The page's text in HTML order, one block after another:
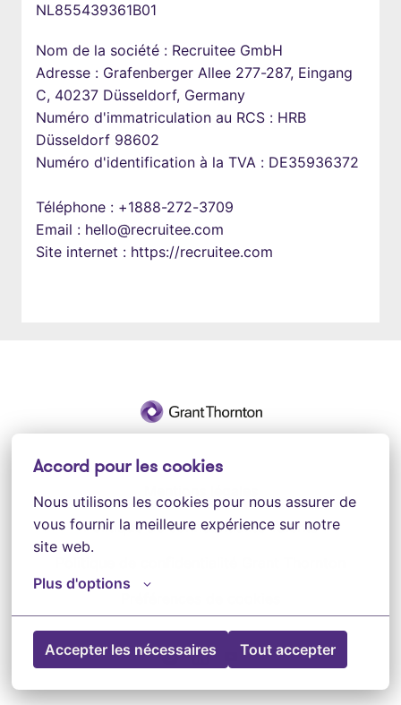
Accord pour les cookies
Nous utilisons les cookies pour nous assurer de
vous fournir la meilleure expérience sur notre
site web.
Plus d'options
Accepter les nécessaires Tout accepter
NL855439361B01
Nom de la société : Recruitee GmbH
Adresse : Grafenberger Allee 277-287, Eingang
C, 40237 Düsseldorf, Germany
Numéro d'immatriculation au RCS : HRB
Düsseldorf 98602
Numéro d'identification à la TVA : DE35936372
Téléphone : +1888-272-3709
Email : hello@recruitee.com
Site internet : https://recruitee.com
Page d'accueil
Politique de confidentialité Talents